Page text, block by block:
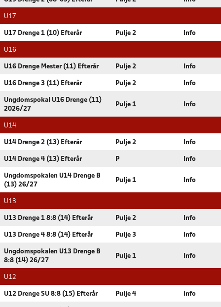
U17
U17 Drenge 1 (10) Efterår Pulje 2 Info
U16
U16 Drenge Mester (11) Efterår Pulje 2 Info
U16 Drenge 3 (11) Efterår Pulje 2 Info
Ungdomspokal U16 Drenge (11)
2026/27
Pulje 1 Info
U14
U14 Drenge 2 (13) Efterår Pulje 2 Info
U14 Drenge 4 (13) Efterår P Info
Ungdomspokalen U14 Drenge B
(13) 26/27
Pulje 1 Info
U13
U13 Drenge 1 8:8 (14) Efterår Pulje 2 Info
U13 Drenge 4 8:8 (14) Efterår Pulje 3 Info
Ungdomspokalen U13 Drenge B
8:8 (14) 26/27
Pulje 1 Info
U12
U12 Drenge SU 8:8 (15) Efterår Pulje 4 Info